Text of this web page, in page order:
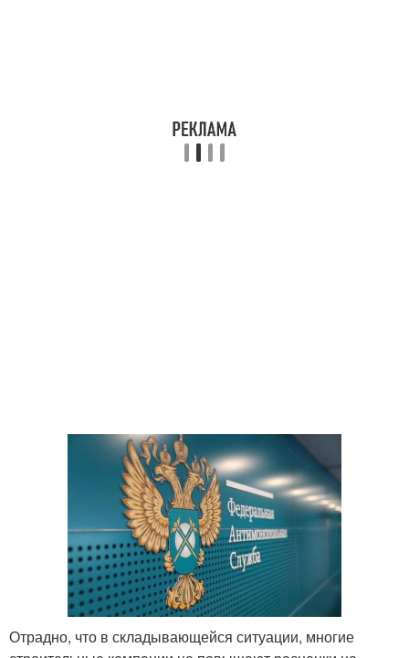
Отрадно, что в складывающейся ситуации, многие